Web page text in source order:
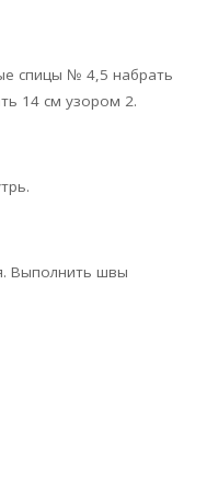
спицы № 4,5 набрать
14 см узором 2.
Выполнить швы